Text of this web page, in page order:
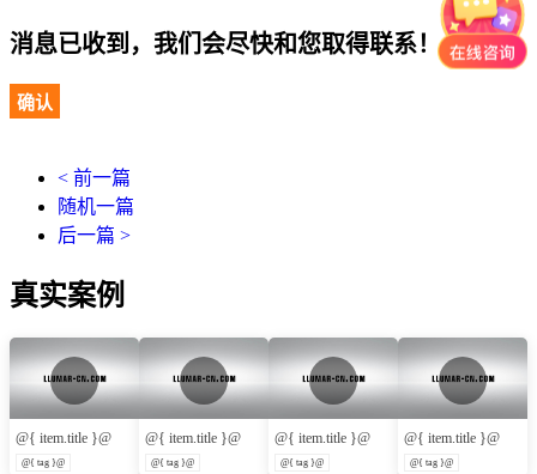
消息已收到，我们会尽快和您取得联系！
确认
< 前一篇
随机一篇
后一篇 >
真实案例
@{ item.title }@
@{ tag }@
@{ item.title }@
@{ tag }@
@{ item.title }@
@{ tag }@
@{ item.title }@
@{ tag }@